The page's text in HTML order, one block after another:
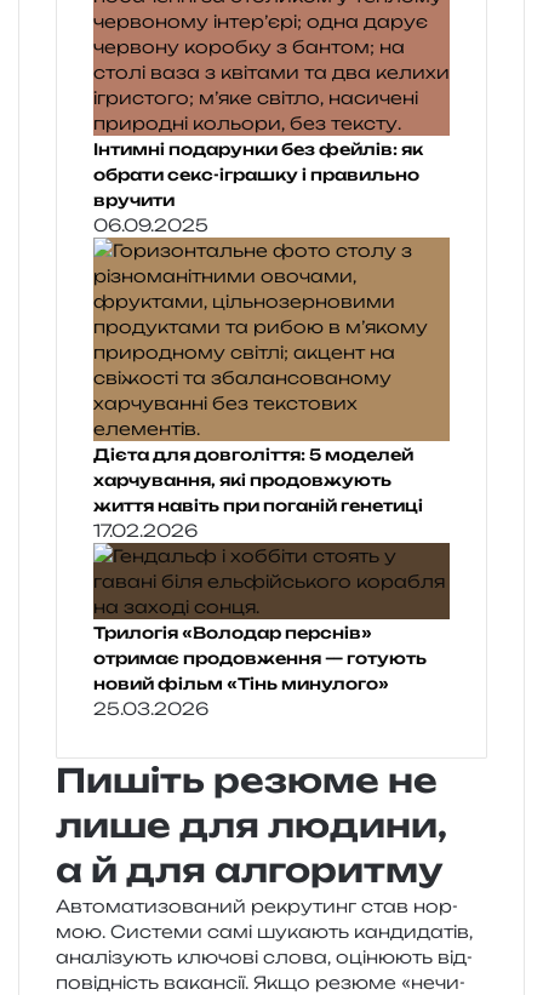
Інтимні подарунки без фейлів: як
обрати секс-іграшку і правильно
вручити
06.09.2025
Дієта для довголіття: 5 моделей
харчування, які продовжують
життя навіть при поганій генетиці
17.02.2026
Трилогія «Володар перснів»
отримає продовження — готують
новий фільм «Тінь минулого»
25.03.2026
Пишіть резюме не
лише для людини,
а й для алгоритму
Автоматизований рекру­тинг став нор­
мою. Системи самі шука­ють кан­ди­да­тів,
ана­лі­зу­ють клю­чо­ві слова, оці­ню­ють від­
по­від­ність вакан­сії. Якщо резю­ме «нечи­